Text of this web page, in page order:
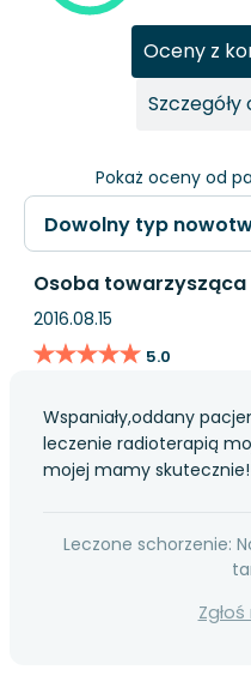
Pokaż oceny od
Oceny z
Osoba towarzysząca
2016.08.15
★★★★★
★★★★★ 5.0
Wspaniały,oddany
leczenie radioterapią
mojej mamy
Leczone schorzenie: